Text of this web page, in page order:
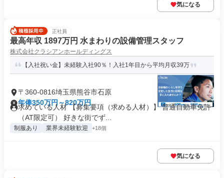
気になる
正社員
最高年収 1897万円 水まわりの設備管理スタッフ
株式会社クラシアンホールディングス
【入社祝い金】未経験入社90％！入社1年目から平均月収39万
〒360-0816埼玉県熊谷市石原
年俸350万円～820万円
求めている人材 【募集要項（求める人材）】 普通自動車免許
（AT限定可） 好きな街でず...
制服あり 業界未経験歓迎 +18個
気になる